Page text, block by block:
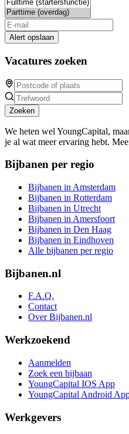
Alert opslaan
Vacatures zoeken
Zoeken
We heten wel YoungCapital,
je al wat meer ervaring hebt.
Bijbanen per regio
Bijbanen in Amsterdam
Bijbanen in Rotterdam
Bijbanen in Utrecht
Bijbanen in Amersfoort
Bijbanen in Den Haag
Bijbanen in Eindhoven
Alle bijbanen per regio
Bijbanen.nl
F.A.Q.
Contact
Over Bijbanen.nl
Werkzoekend
Aanmelden
Zoek een bijbaan
YoungCapital IOS App
YoungCapital Android
Werkgevers